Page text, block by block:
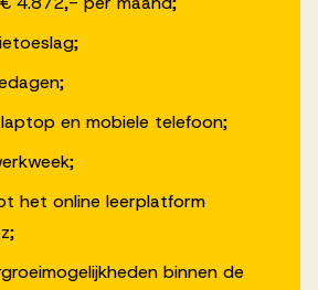
en mobiele telefoon;
het online leerplatform
binnen de